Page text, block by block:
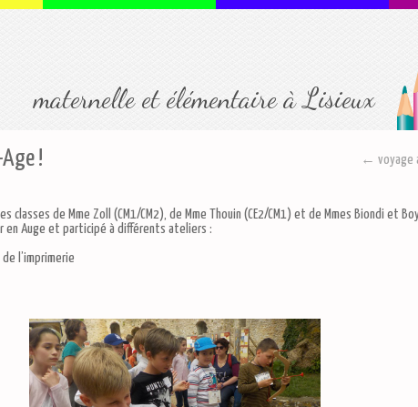
maternelle et élémentaire à Lisieux
← voyage
!
classes de Mme Zoll (CM1/CM2), de Mme Thouin (CE2/CM1) et de Mmes Biondi et
en Auge et participé à différents ateliers :
l’imprimerie